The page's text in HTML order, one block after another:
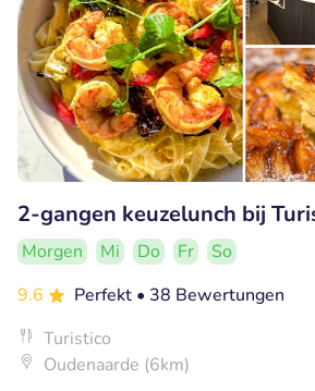
2-gangen keuzelunch bij
Morgen Mi Do Fr
So
9.6
Perfekt • 38 Bewertungen
Turistico
Oudenaarde (6km)